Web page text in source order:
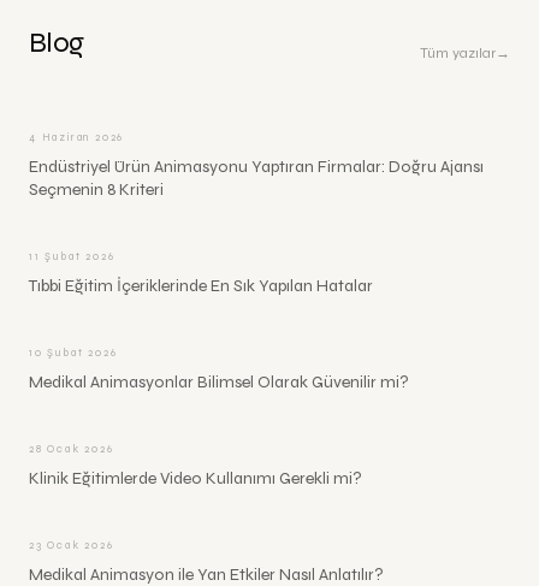
Blog Tüm yazılar→
4 Haziran 2026
Endüstriyel Ürün Animasyonu Yaptıran Firmalar: Doğru Ajansı
Seçmenin 8 Kriteri
11 Şubat 2026
Tıbbi Eğitim İçeriklerinde En Sık Yapılan Hatalar
10 Şubat 2026
Medikal Animasyonlar Bilimsel Olarak Güvenilir mi?
28 Ocak 2026
Klinik Eğitimlerde Video Kullanımı Gerekli mi?
23 Ocak 2026
Medikal Animasyon ile Yan Etkiler Nasıl Anlatılır?